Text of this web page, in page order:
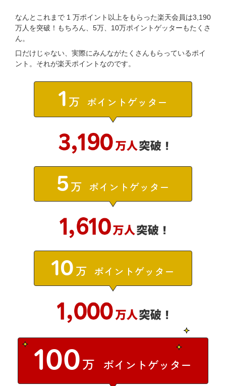
なんとこれまで 1 万ポイント以上をもらった楽天会員は3,190
万人を突破！もちろん、5万、10万ポイントゲッターもたくさ
ん。
口だけじゃない、実際にみんながたくさんもらっているポイ
ント。それが楽天ポイントなのです。
1 万 ポイントゲッター
5万 ポイントゲッター
10万 ポイントゲッター
100万 ポイントゲッター